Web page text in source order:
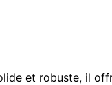
et robuste, il